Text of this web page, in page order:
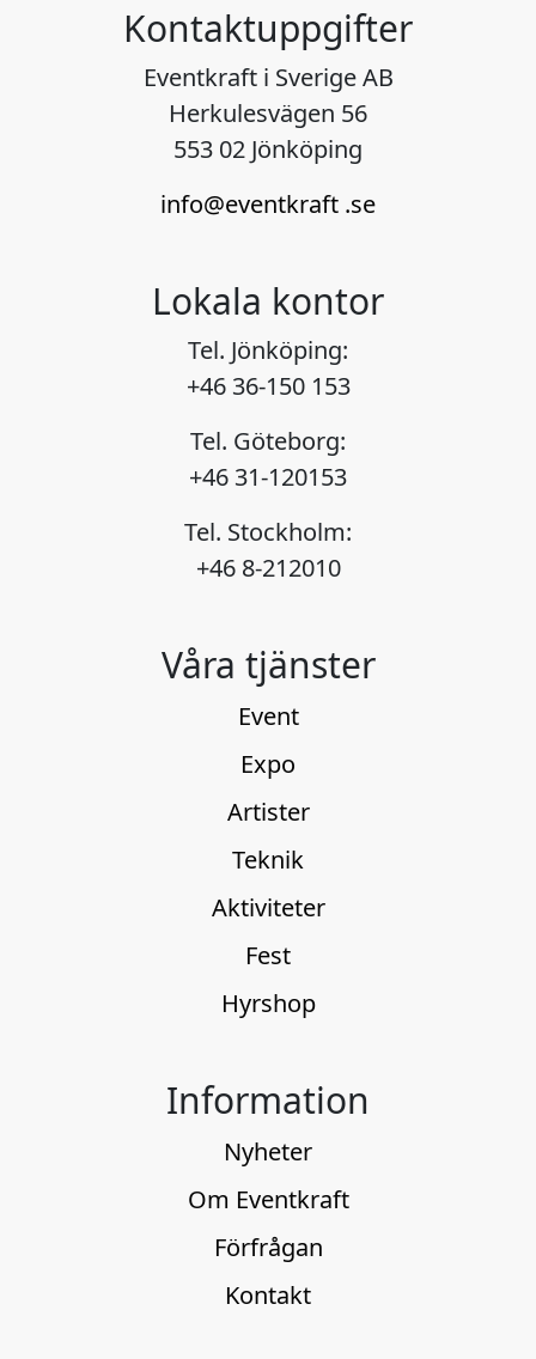
Kontaktuppgifter
Eventkraft i Sverige AB
Herkulesvägen 56
553 02 Jönköping
info@eventkraft .se
Lokala kontor
Tel. Jönköping:
+46 36-150 153
Tel. Göteborg:
+46 31-120153
Tel. Stockholm:
+46 8-212010
Våra tjänster
Event
Expo
Artister
Teknik
Aktiviteter
Fest
Hyrshop
Information
Nyheter
Om Eventkraft
Förfrågan
Kontakt